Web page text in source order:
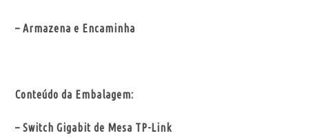
– Armazena e Encaminha
Conteúdo da Embalagem:
– Switch Gigabit de Mesa TP-Link